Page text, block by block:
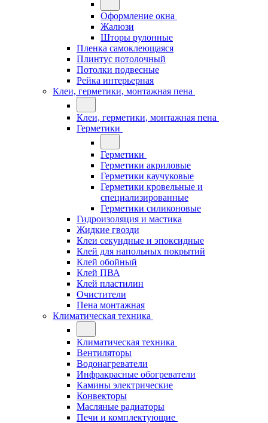
Оформление окна
Жалюзи
Шторы рулонные
Пленка самоклеющаяся
Плинтус потолочный
Потолки подвесные
Рейка интерьерная
Клеи, герметики, монтажная пена
Клеи, герметики, монтажная пена
Герметики
Герметики
Герметики акриловые
Герметики каучуковые
Герметики кровельные и
специализированные
Герметики силиконовые
Гидроизоляция и мастика
Жидкие гвозди
Клеи секундные и эпоксидные
Клей для напольных покрытий
Клей обойный
Клей ПВА
Клей пластилин
Очистители
Пена монтажная
Климатическая техника
Климатическая техника
Вентиляторы
Водонагреватели
Инфракрасные обогреватели
Камины электрические
Конвекторы
Масляные радиаторы
Печи и комплектующие